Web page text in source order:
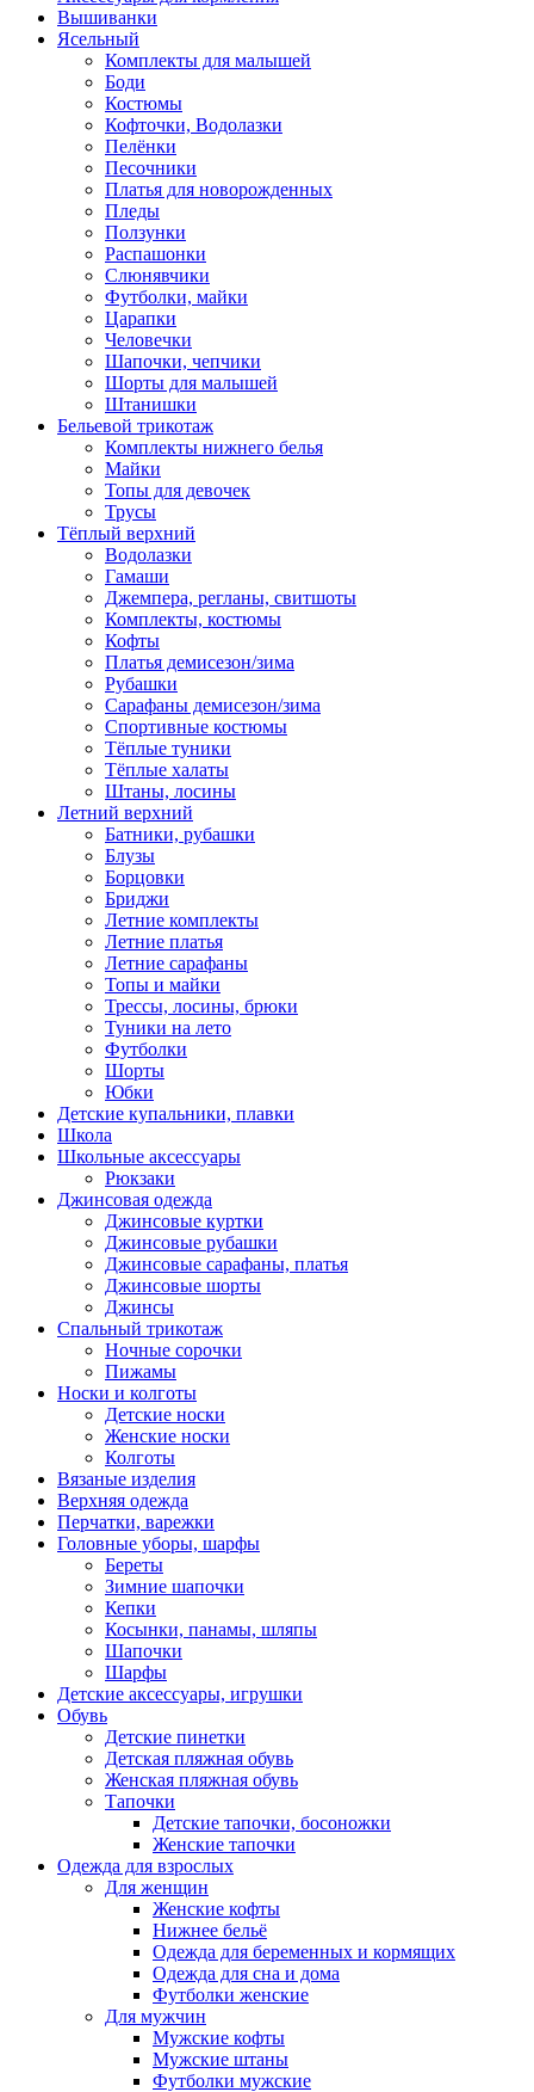
Вышиванки
Ясельный
Комплекты для малышей
Боди
Костюмы
Кофточки, Водолазки
Пелёнки
Песочники
Платья для новорожденных
Пледы
Ползунки
Распашонки
Слюнявчики
Футболки, майки
Царапки
Человечки
Шапочки, чепчики
Шорты для малышей
Штанишки
Бельевой трикотаж
Комплекты нижнего белья
Майки
Топы для девочек
Трусы
Тёплый верхний
Водолазки
Гамаши
Джемпера, регланы, свитшоты
Комплекты, костюмы
Кофты
Платья демисезон/зима
Рубашки
Сарафаны демисезон/зима
Спортивные костюмы
Тёплые туники
Тёплые халаты
Штаны, лосины
Летний верхний
Батники, рубашки
Блузы
Борцовки
Бриджи
Летние комплекты
Летние платья
Летние сарафаны
Топы и майки
Трессы, лосины, брюки
Туники на лето
Футболки
Шорты
Юбки
Детские купальники, плавки
Школа
Школьные аксессуары
Рюкзаки
Джинсовая одежда
Джинсовые куртки
Джинсовые рубашки
Джинсовые сарафаны, платья
Джинсовые шорты
Джинсы
Спальный трикотаж
Ночные сорочки
Пижамы
Носки и колготы
Детские носки
Женские носки
Колготы
Вязаные изделия
Верхняя одежда
Перчатки, варежки
Головные уборы, шарфы
Береты
Зимние шапочки
Кепки
Косынки, панамы, шляпы
Шапочки
Шарфы
Детские аксессуары, игрушки
Обувь
Детские пинетки
Детская пляжная обувь
Женская пляжная обувь
Тапочки
Детские тапочки, босоножки
Женские тапочки
Одежда для взрослых
Для женщин
Женские кофты
Нижнее бельё
Одежда для беременных и кормящих
Одежда для сна и дома
Футболки женские
Для мужчин
Мужские кофты
Мужские штаны
Футболки мужские